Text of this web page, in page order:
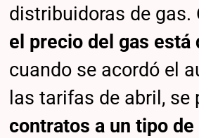
distribuidoras de gas.
el precio del gas está
cuando se acordó el
las tarifas de abril, se
contratos a un tipo